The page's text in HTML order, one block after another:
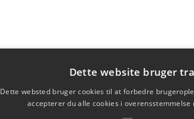
Dette website bruger
Dette websted bruger cookies til at forbedre
accepterer du alle cookies i